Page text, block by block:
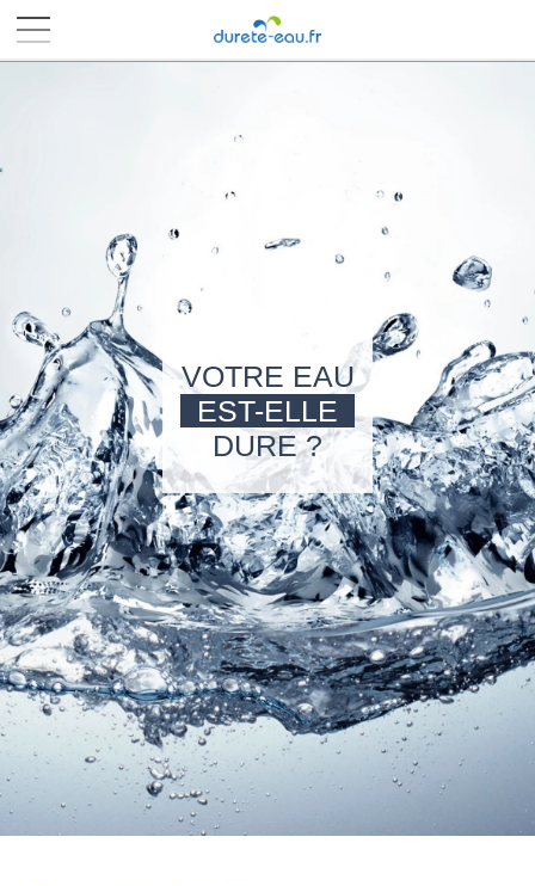
VOTRE EAU
EST-ELLE
DURE ?